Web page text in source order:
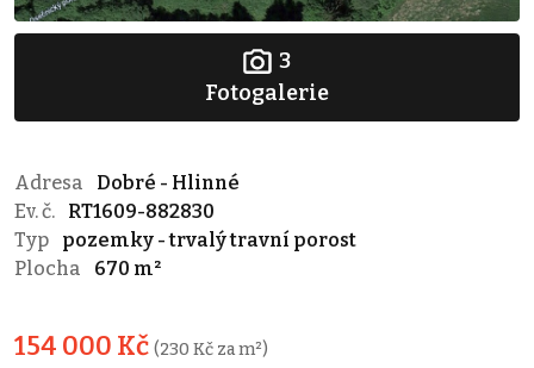
3
Fotogalerie
Adresa
Dobré - Hlinné
Ev. č.
RT1609-882830
Typ
pozemky - trvalý travní porost
Plocha
670 m²
154 000 Kč (230 Kč za m²)